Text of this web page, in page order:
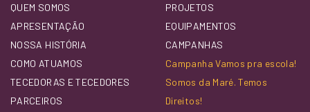
QUEM SOMOS
APRESENTAÇÃO
NOSSA HISTÓRIA
COMO ATUAMOS
TECEDORAS E TECEDORES
PARCEIROS
PROJETOS
EQUIPAMENTOS
CAMPANHAS
Campanha Vamos pra escola!
Somos da Maré. Temos
Direitos!